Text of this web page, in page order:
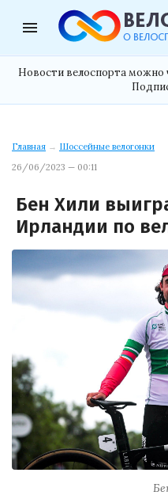
menu
Новости велоспорта можно
Главная → Шоссейные велогонки
26/06/2023 — 00:11
Бен Хили
Ирландии по